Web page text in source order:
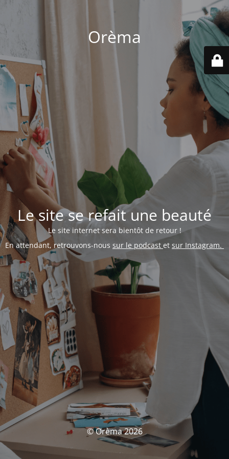
Orèma
Le site se refait une beauté
Le site internet sera bientôt de retour !
En attendant, retrouvons-nous sur le podcast et sur Instagram.
© Orèma 2026